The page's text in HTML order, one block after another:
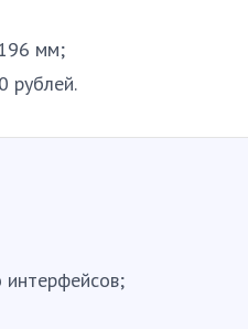
мм;
рублей.
интерфейсов;